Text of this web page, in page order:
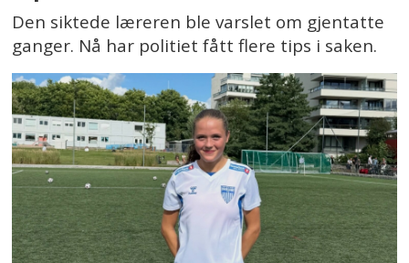
Den siktede læreren ble varslet om gjentatte
ganger. Nå har politiet fått flere tips i saken.